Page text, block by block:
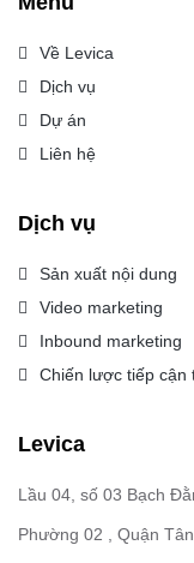
Về Levica
Dịch vụ
Dự án
Liên hệ
Dịch vụ
Sản xuất nội dung
Video marketing
Inbound marketing
Chiến lược tiếp cận
Levica
Lầu 04, số 03 Bạch
Phường 02 , Quận